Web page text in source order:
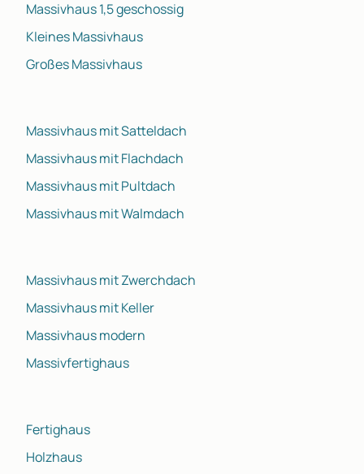
Massivhaus 1,5 geschossig
Kleines Massivhaus
Großes Massivhaus
Massivhaus mit Satteldach
Massivhaus mit Flachdach
Massivhaus mit Pultdach
Massivhaus mit Walmdach
Massivhaus mit Zwerchdach
Massivhaus mit Keller
Massivhaus modern
Massivfertighaus
Fertighaus
Holzhaus